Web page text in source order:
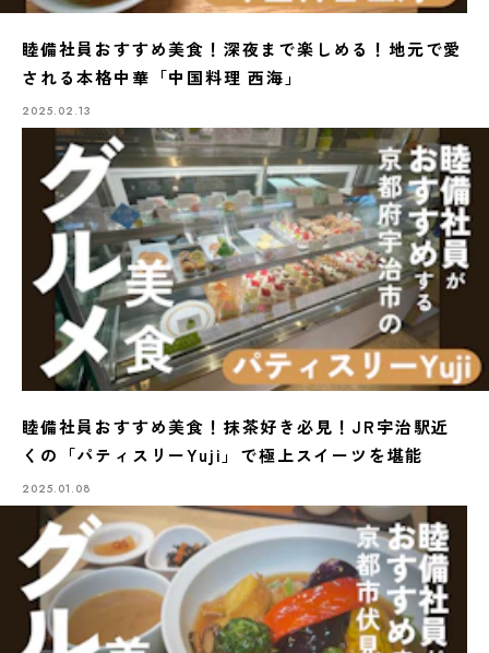
睦備社員おすすめ美食！深夜まで楽しめる！地元で愛
される本格中華「中国料理 西海」
2025.02.13
睦備社員おすすめ美食！抹茶好き必見！JR宇治駅近
くの「パティスリーYuji」で極上スイーツを堪能
2025.01.08